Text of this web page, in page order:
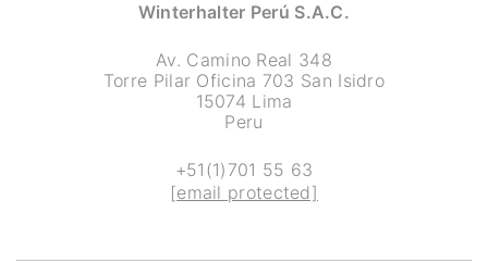
Winterhalter Perú S.A.C.
Av. Camino Real 348
Torre Pilar Oficina 703 San Isidro
15074 Lima
Peru
+51(1)701 55 63
[email protected]